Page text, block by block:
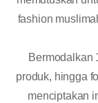
fashion
Bermodalkan
produk, hingga
menciptakan